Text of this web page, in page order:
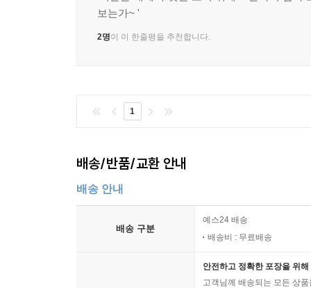
보는가~ '
2명이 이 한줄평을 추천합니다.
1
배송/반품/교환 안내
배송 안내
배송 구분
예스24 배송
배송비 : 무료배송
안전하고 정확한 포장을 위
고객님께 배송되는 모든 상